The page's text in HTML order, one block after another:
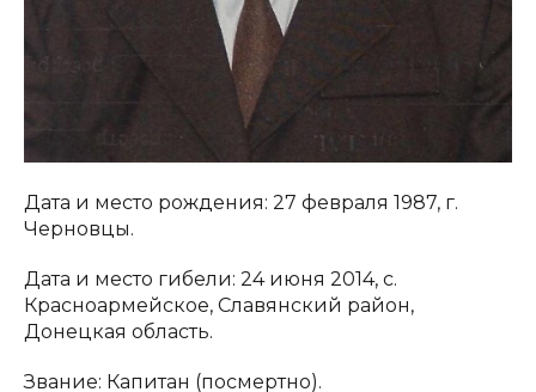
Дата и место рождения: 27 февраля 1987, г.
Черновцы.
Дата и место гибели: 24 июня 2014, c.
Красноармейское, Славянский район,
Донецкая область.
Звание: Капитан (посмертно).